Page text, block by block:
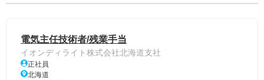
電気主任技術者/残業手当
イオンディライト株式会社北海道支社
正社員
北海道